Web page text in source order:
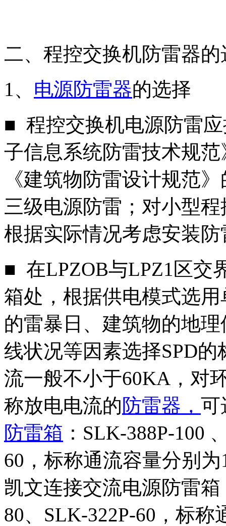
二、程控交换机防雷器的
1、 电源防雷器的选择
■ 程控交换机电源防雷应
子信息系统防雷技术规范
《建筑物防雷设计规范
三级电源防雷；对小型
根据实际情况考虑安装
■ 在LPZOB与LPZ1区交
箱处，根据供电模式选
的雷暴日、建筑物的地
线状况等因素选择SPD
流一般不小于60KA，对
称放电电流的防雷器， 可
防雷箱 ：SLK-388P-100
60，标称通流容量分别
凯文连接交流电源防雷箱
80、SLK-322P-60，标